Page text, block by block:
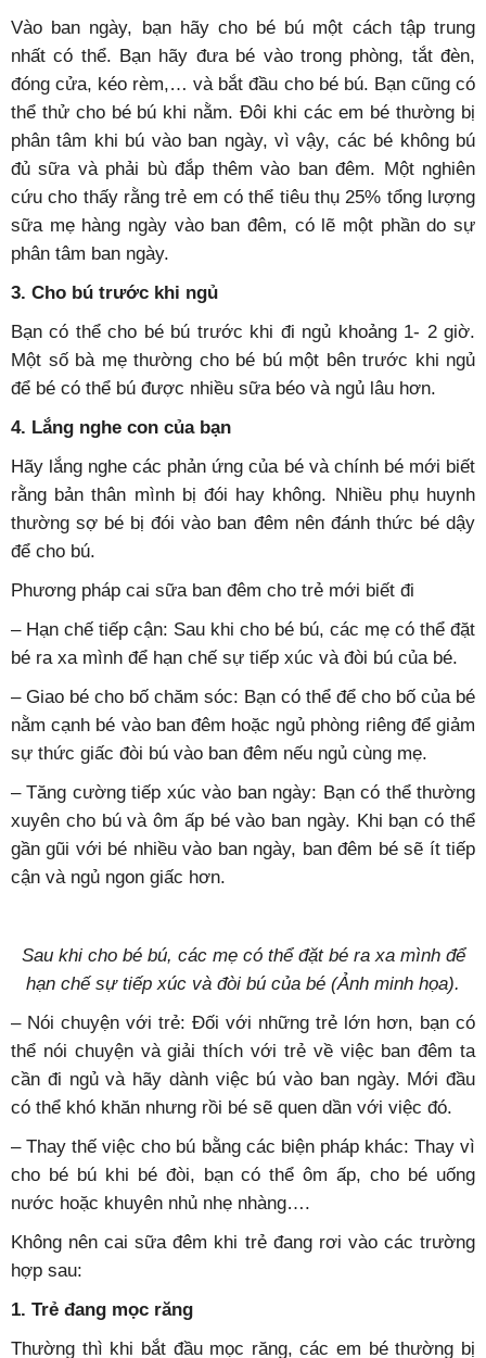
Vào ban ngày, bạn hãy cho bé bú một cách tập trung
nhất có thể. Bạn hãy đưa bé vào trong phòng, tắt đèn,
đóng cửa, kéo rèm,… và bắt đầu cho bé bú. Bạn cũng có
thể thử cho bé bú khi nằm. Đôi khi các em bé thường bị
phân tâm khi bú vào ban ngày, vì vậy, các bé không bú
đủ sữa và phải bù đắp thêm vào ban đêm. Một nghiên
cứu cho thấy rằng trẻ em có thể tiêu thụ 25% tổng lượng
sữa mẹ hàng ngày vào ban đêm, có lẽ một phần do sự
phân tâm ban ngày.
3. Cho bú trước khi ngủ
Bạn có thể cho bé bú trước khi đi ngủ khoảng 1- 2 giờ.
Một số bà mẹ thường cho bé bú một bên trước khi ngủ
để bé có thể bú được nhiều sữa béo và ngủ lâu hơn.
4. Lắng nghe con của bạn
Hãy lắng nghe các phản ứng của bé và chính bé mới biết
rằng bản thân mình bị đói hay không. Nhiều phụ huynh
thường sợ bé bị đói vào ban đêm nên đánh thức bé dậy
để cho bú.
Phương pháp cai sữa ban đêm cho trẻ mới biết đi
– Hạn chế tiếp cận: Sau khi cho bé bú, các mẹ có thể đặt
bé ra xa mình để hạn chế sự tiếp xúc và đòi bú của bé.
– Giao bé cho bố chăm sóc: Bạn có thể để cho bố của bé
nằm cạnh bé vào ban đêm hoặc ngủ phòng riêng để giảm
sự thức giấc đòi bú vào ban đêm nếu ngủ cùng mẹ.
– Tăng cường tiếp xúc vào ban ngày: Bạn có thể thường
xuyên cho bú và ôm ấp bé vào ban ngày. Khi bạn có thể
gần gũi với bé nhiều vào ban ngày, ban đêm bé sẽ ít tiếp
cận và ngủ ngon giấc hơn.
Sau khi cho bé bú, các mẹ có thể đặt bé ra xa mình để
hạn chế sự tiếp xúc và đòi bú của bé (Ảnh minh họa).
– Nói chuyện với trẻ: Đối với những trẻ lớn hơn, bạn có
thể nói chuyện và giải thích với trẻ về việc ban đêm ta
cần đi ngủ và hãy dành việc bú vào ban ngày. Mới đầu
có thể khó khăn nhưng rồi bé sẽ quen dần với việc đó.
– Thay thế việc cho bú bằng các biện pháp khác: Thay vì
cho bé bú khi bé đòi, bạn có thể ôm ấp, cho bé uống
nước hoặc khuyên nhủ nhẹ nhàng….
Không nên cai sữa đêm khi trẻ đang rơi vào các trường
hợp sau:
1. Trẻ đang mọc răng
Thường thì khi bắt đầu mọc răng, các em bé thường bị